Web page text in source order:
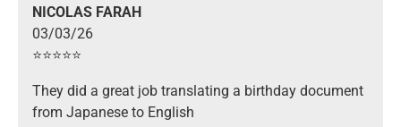
NICOLAS FARAH
03/03/26
⭐️⭐️⭐️⭐️⭐️
They did a great job translating a birthday document
from Japanese to English